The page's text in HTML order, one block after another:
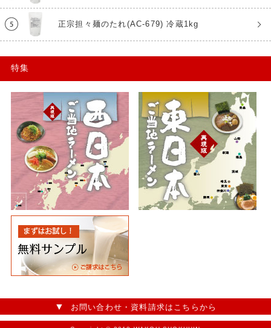
正宗担々麺のたれ(AC-679) 冷蔵1kg
特集
お問い合わせ・資料請求はこちらから